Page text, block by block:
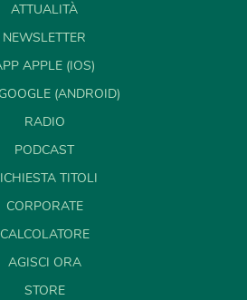
ATTUALITÀ
NEWSLETTER
APPLE (IOS)
(ANDROID)
RADIO
PODCAST
TITOLI
CORPORATE
CALCOLATORE
AGISCI ORA
STORE